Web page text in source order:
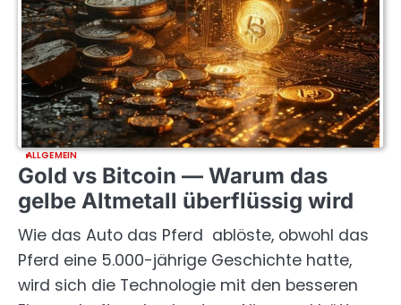
ALLGEMEIN
Gold vs Bitcoin — Warum das
gelbe Altmetall überflüssig wird
Wie das Auto das Pferd ablöste, obwohl das
Pferd eine 5.000-jährige Geschichte hatte,
wird sich die Technologie mit den besseren